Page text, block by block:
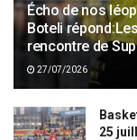
Écho de nos
Boteli
rencontre de
27/07/2026
25